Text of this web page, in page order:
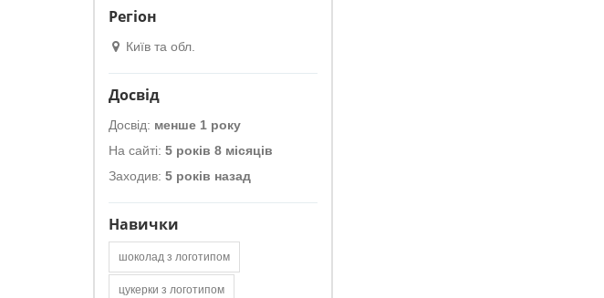
Регіон
Київ та обл.
Досвід
Досвід: менше 1 року
На сайті: 5 років 8 місяців
Заходив: 5 років назад
Навички
шоколад з логотипом
цукерки з логотипом